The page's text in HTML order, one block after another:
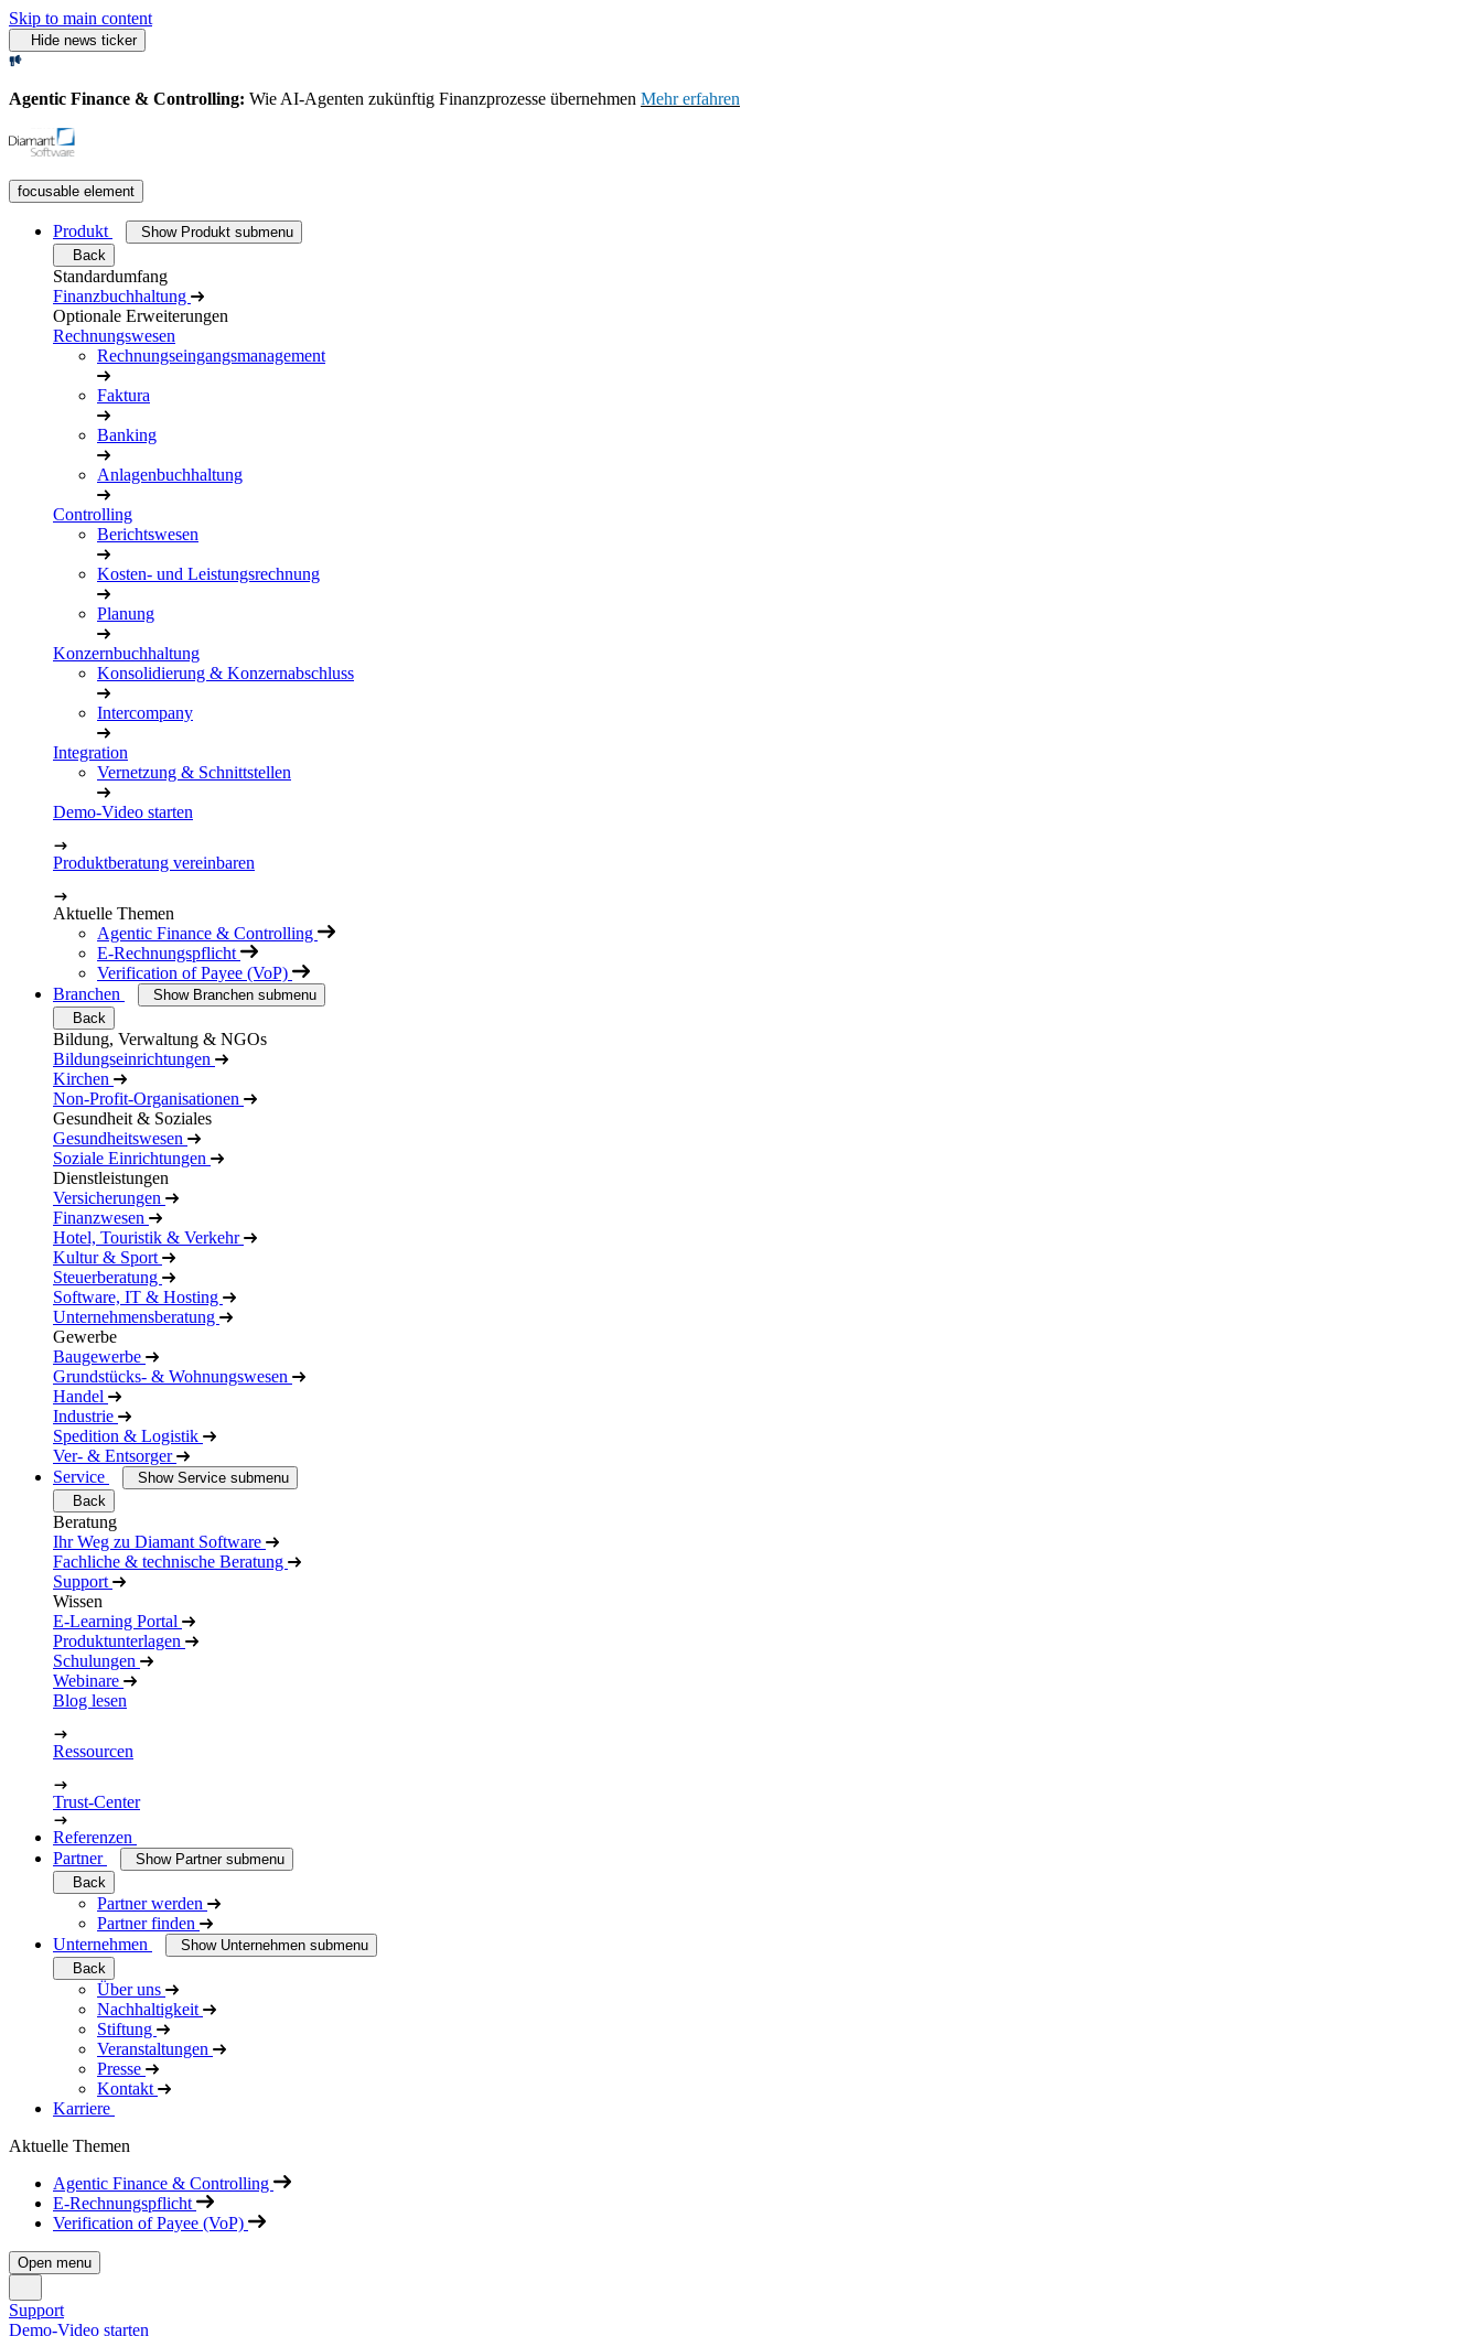
Skip to main content
Hide news ticker
Agentic Finance & Controlling: Wie AI‑Agenten zukünftig Finanzprozesse übernehmen Mehr erfahren
focusable element
Produkt
Show Produkt submenu
Back
Standardumfang
Finanzbuchhaltung
Optionale Erweiterungen
Rechnungswesen
Rechnungseingangsmanagement
Faktura
Banking
Anlagenbuchhaltung
Controlling
Berichtswesen
Kosten- und Leistungsrechnung
Planung
Konzernbuchhaltung
Konsolidierung & Konzernabschluss
Intercompany
Integration
Vernetzung & Schnittstellen
Demo-Video starten
Produktberatung vereinbaren
Aktuelle Themen
Agentic Finance & Controlling
E-Rechnungspflicht
Verification of Payee (VoP)
Branchen
Show Branchen submenu
Back
Bildung, Verwaltung & NGOs
Bildungseinrichtungen
Kirchen
Non-Profit-Organisationen
Gesundheit & Soziales
Gesundheitswesen
Soziale Einrichtungen
Dienstleistungen
Versicherungen
Finanzwesen
Hotel, Touristik & Verkehr
Kultur & Sport
Steuerberatung
Software, IT & Hosting
Unternehmensberatung
Gewerbe
Baugewerbe
Grundstücks- & Wohnungswesen
Handel
Industrie
Spedition & Logistik
Ver- & Entsorger
Service
Show Service submenu
Back
Beratung
Ihr Weg zu Diamant Software
Fachliche & technische Beratung
Support
Wissen
E-Learning Portal
Produktunterlagen
Schulungen
Webinare
Blog lesen
Ressourcen
Trust-Center
Referenzen
Partner
Show Partner submenu
Back
Partner werden
Partner finden
Unternehmen
Show Unternehmen submenu
Back
Über uns
Nachhaltigkeit
Stiftung
Veranstaltungen
Presse
Kontakt
Karriere
Aktuelle Themen
Agentic Finance & Controlling
E-Rechnungspflicht
Verification of Payee (VoP)
Open menu
Support
Demo-Video starten